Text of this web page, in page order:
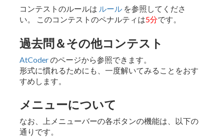
コンテストのルールは ルール を参照してくださ
い。 このコンテストのペナルティは5分です。
過去問＆その他コンテスト
AtCoderのページから参照できます。
形式に慣れるためにも、一度解いてみることをおす
すめします。
メニューについて
なお、上メニューバーの各ボタンの機能は、以下の
通りです。